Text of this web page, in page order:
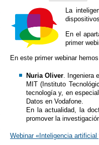
La
En el
primer
En este primer webinar
Nuria Oliver .
MIT (Instituto
tecnología y, en
Datos en Vodafone.
En la actualidad, la
promover la
Webinar «Inteligencia